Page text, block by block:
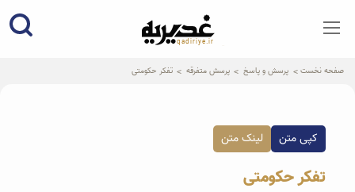
qadiriye.ir
نشریه ی غدیریه-بیانات استاد
صفحه نخست پرسش و پاسخ پرسش متفرقه تفکر حکومتی
کپی متن لینک متن
تفکر حکومتی